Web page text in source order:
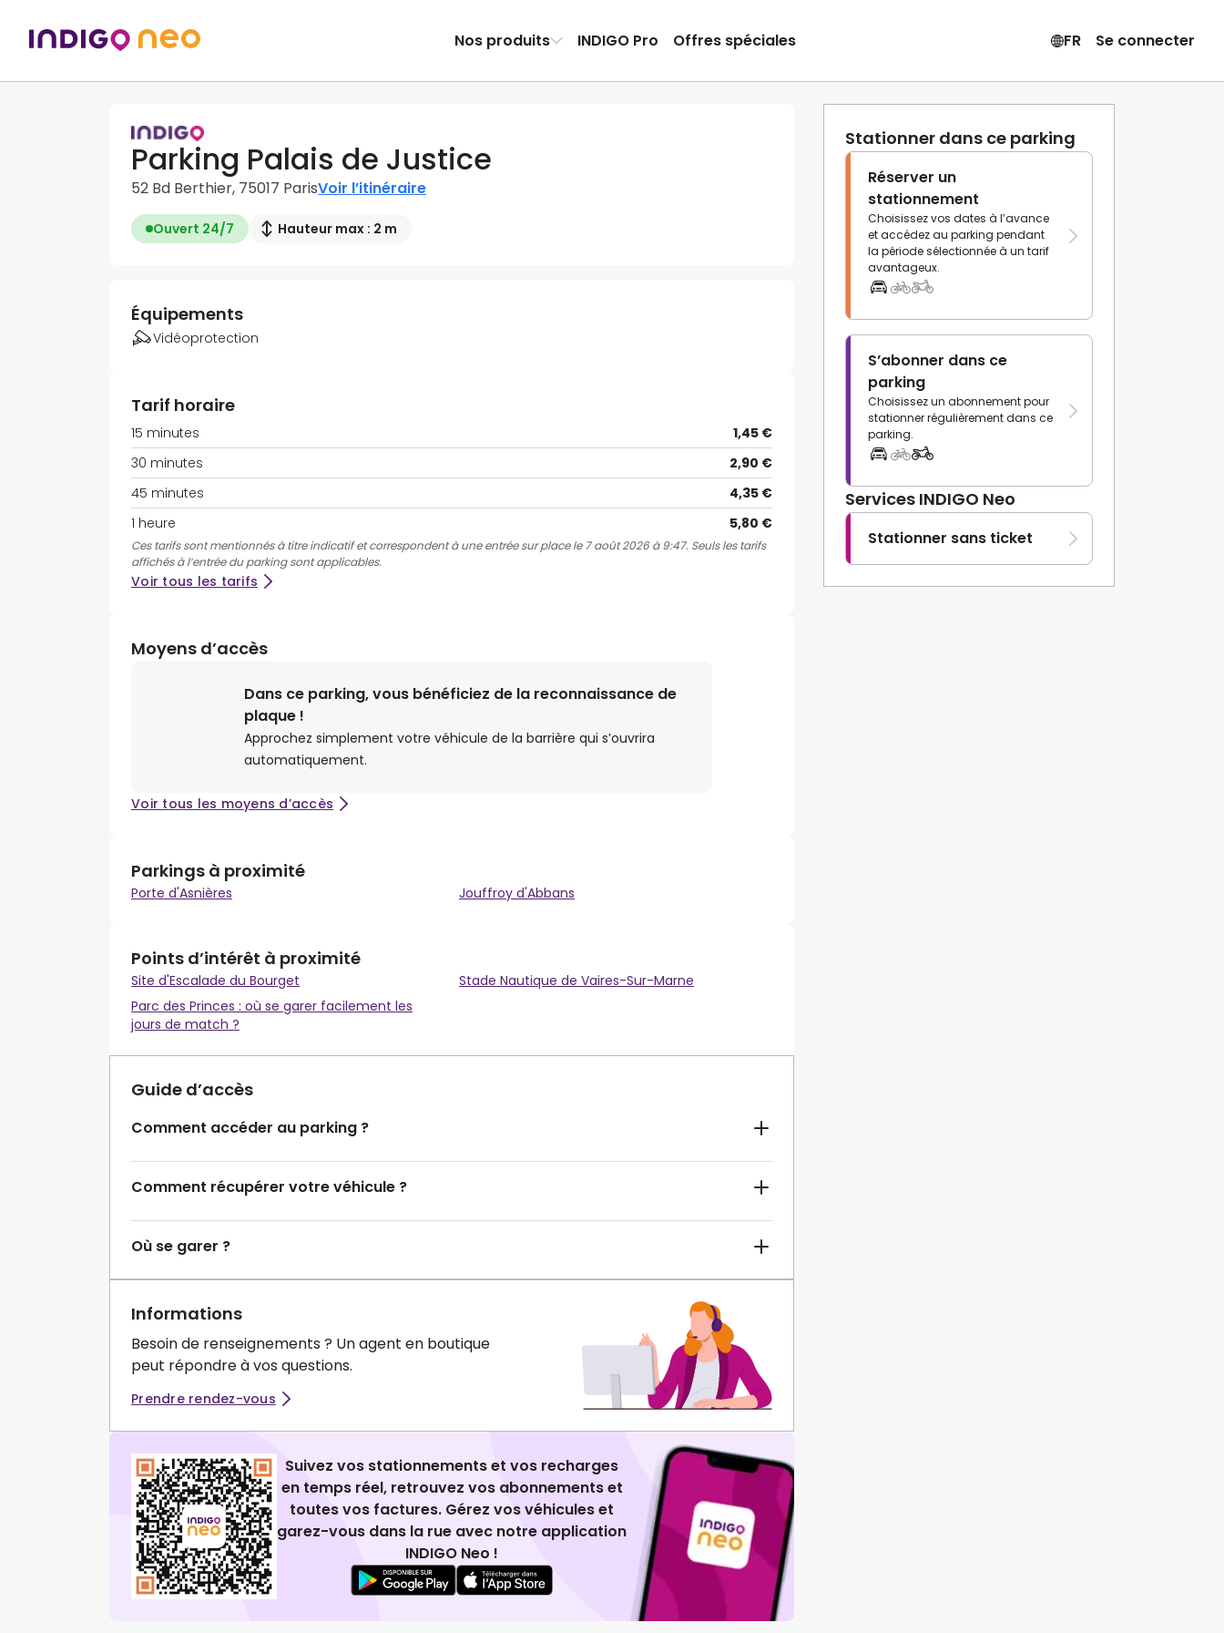
Nos produits INDIGO Pro Offres spéciales FR Se connecter
Parking Palais de Justice
52 Bd Berthier, 75017 ParisVoir l’itinéraire
Ouvert 24/7 Hauteur max : 2 m
Stationner dans ce parking
Réserver un
stationnement
Choisissez vos dates à l’avance
et accédez au parking pendant
la période sélectionnée à un tarif
avantageux.
S’abonner dans ce
parking
Choisissez un abonnement pour
stationner régulièrement dans ce
parking.
Services INDIGO Neo
Stationner sans ticket
Équipements
Vidéoprotection
Tarif horaire
15 minutes
1,45 €
30 minutes
2,90 €
45 minutes
4,35 €
1 heure
5,80 €
Ces tarifs sont mentionnés à titre indicatif et correspondent à une entrée sur place le 7 août 2026 à 9:47. Seuls les tarifs
affichés à l’entrée du parking sont applicables.
Voir tous les tarifs
Moyens d’accès
Dans ce parking, vous bénéficiez de la reconnaissance de
plaque !
Approchez simplement votre véhicule de la barrière qui s’ouvrira
automatiquement.
Voir tous les moyens d’accès
Parkings à proximité
Porte d'Asnières Jouffroy d'Abbans
Points d’intérêt à proximité
Site d'Escalade du Bourget
Stade Nautique de Vaires-Sur-Marne
Parc des Princes : où se garer facilement les
jours de match ?
Guide d’accès
Comment accéder au parking ?
Comment récupérer votre véhicule ?
Où se garer ?
Informations
Besoin de renseignements ? Un agent en boutique
peut répondre à vos questions.
Prendre rendez-vous
Suivez vos stationnements et vos recharges
en temps réel, retrouvez vos abonnements et
toutes vos factures. Gérez vos véhicules et
garez-vous dans la rue avec notre application
INDIGO Neo !